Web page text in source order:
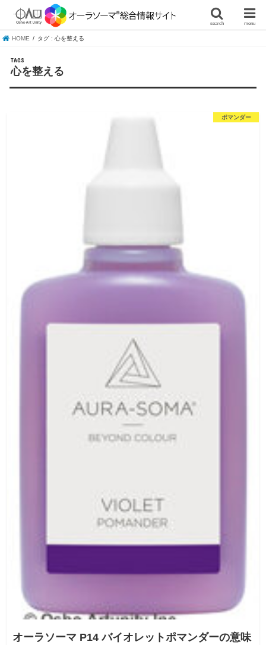
search menu
HOME タグ : 心を整える
心を整える
ポマンダー
オーラソーマ P14 バイオレットポマンダーの意味